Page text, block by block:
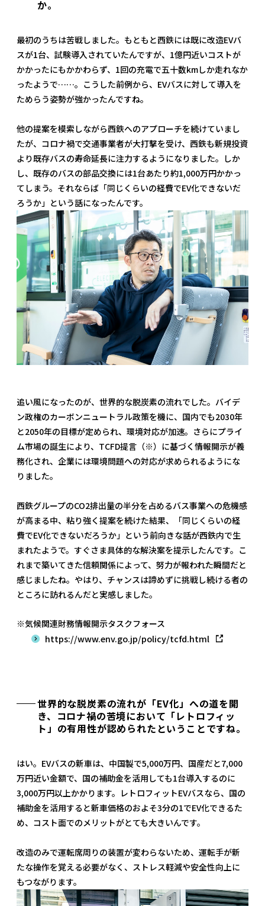
か。
最初のうちは苦戦しました。もともと西鉄には既に改造EVバ
スが1台、試験導入されていたんですが、1億円近いコストが
かかったにもかかわらず、1回の充電で五十数kmしか走れなか
ったようで……。こうした前例から、EVバスに対して導入を
ためらう姿勢が強かったんですね。
他の提案を模索しながら西鉄へのアプローチを続けていまし
たが、コロナ禍で交通事業者が大打撃を受け、西鉄も新規投資
より既存バスの寿命延長に注力するようになりました。しか
し、既存のバスの部品交換には1台あたり約1,000万円かかっ
てしまう。それならば「同じくらいの経費でEV化できないだ
ろうか」という話になったんです。
追い風になったのが、世界的な脱炭素の流れでした。バイデ
ン政権のカーボンニュートラル政策を機に、国内でも2030年
と2050年の目標が定められ、環境対応が加速。さらにプライ
ム市場の誕生により、TCFD提言（※）に基づく情報開示が義
務化され、企業には環境問題への対応が求められるようにな
りました。
西鉄グループのCO2排出量の半分を占めるバス事業への危機感
が高まる中、粘り強く提案を続けた結果、「同じくらいの経
費でEV化できないだろうか」という前向きな話が西鉄内で生
まれたようで。すぐさま具体的な解決案を提示したんです。こ
れまで築いてきた信頼関係によって、努力が報われた瞬間だと
感じましたね。やはり、チャンスは諦めずに挑戦し続ける者の
ところに訪れるんだと実感しました。
※気候関連財務情報開示タスクフォース
https://www.env.go.jp/policy/tcfd.html
世界的な脱炭素の流れが「EV化」への道を開
き、コロナ禍の苦境において「レトロフィッ
ト」の有用性が認められたということですね。
はい。EVバスの新車は、中国製で5,000万円、国産だと7,000
万円近い金額で、国の補助金を活用しても1台導入するのに
3,000万円以上かかります。レトロフィットEVバスなら、国の
補助金を活用すると新車価格のおよそ3分の1でEV化できるた
め、コスト面でのメリットがとても大きいんです。
改造のみで運転席周りの装置が変わらないため、運転手が新
たな操作を覚える必要がなく、ストレス軽減や安全性向上に
もつながります。